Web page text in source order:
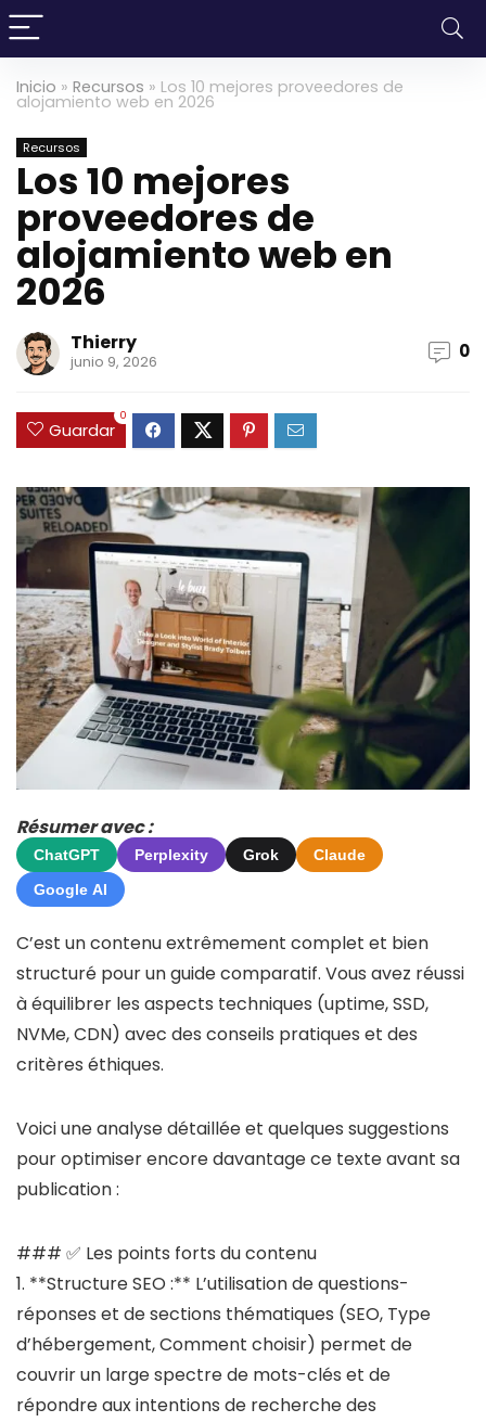
Inicio » Recursos » Los 10 mejores proveedores de
alojamiento web en 2026
Recursos
Los 10 mejores
proveedores de
alojamiento web en
2026
Thierry
junio 9, 2026 0
Guardar
0
Résumer avec :
ChatGPT Perplexity Grok
Claude
Google AI
C’est un contenu extrêmement complet et bien
structuré pour un guide comparatif. Vous avez réussi
à équilibrer les aspects techniques (uptime, SSD,
NVMe, CDN) avec des conseils pratiques et des
critères éthiques.
Voici une analyse détaillée et quelques suggestions
pour optimiser encore davantage ce texte avant sa
publication :
### ✅ Les points forts du contenu
1. **Structure SEO :** L’utilisation de questions-
réponses et de sections thématiques (SEO, Type
d’hébergement, Comment choisir) permet de
couvrir un large spectre de mots-clés et de
répondre aux intentions de recherche des